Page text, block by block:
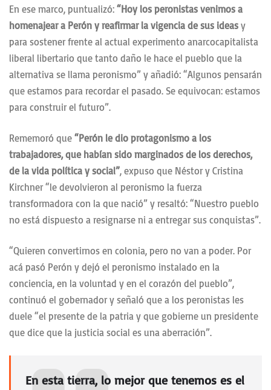
En ese marco, puntualizó: “Hoy los peronistas venimos a
homenajear a Perón y reafirmar la vigencia de sus ideas y
para sostener frente al actual experimento anarcocapitalista
liberal libertario que tanto daño le hace el pueblo que la
alternativa se llama peronismo” y añadió: “Algunos pensarán
que estamos para recordar el pasado. Se equivocan: estamos
para construir el futuro”.
Rememoró que “Perón le dio protagonismo a los
trabajadores, que habían sido marginados de los derechos,
de la vida política y social”, expuso que Néstor y Cristina
Kirchner “le devolvieron al peronismo la fuerza
transformadora con la que nació” y resaltó: “Nuestro pueblo
no está dispuesto a resignarse ni a entregar sus conquistas”.
“Quieren convertirnos en colonia, pero no van a poder. Por
acá pasó Perón y dejó el peronismo instalado en la
conciencia, en la voluntad y en el corazón del pueblo”,
continuó el gobernador y señaló que a los peronistas les
duele “el presente de la patria y que gobierne un presidente
que dice que la justicia social es una aberración”.
En esta tierra, lo mejor que tenemos es el